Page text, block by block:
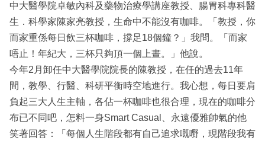
中大醫學院卓敏內科及藥物治療學講座教授、腸胃科專科醫
生．科學家陳家亮教授，生命中不能沒有咖啡。「教授，你
而家重係每日飲三杯咖啡，撐足18個鐘？」我問。「而家
唔止！年紀大，三杯只夠頂一個上晝。」他說。
今年2月卸任中大醫學院院長的陳教授，在任的過去11年
間，教學、行醫、科研平衡時空地進行。我心想，每日要肩
負起三大人生主軸，各佔一杯咖啡也很合理，現在的咖啡分
布已不同吧，怎料一身Smart Casual、永遠優雅帥氣的他
笑著回答：「每個人生階段都有自己追求嘅嘢，現階段我有